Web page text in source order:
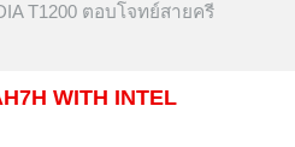
T1200 ตอบโจทย์สายครี
WITH INTEL